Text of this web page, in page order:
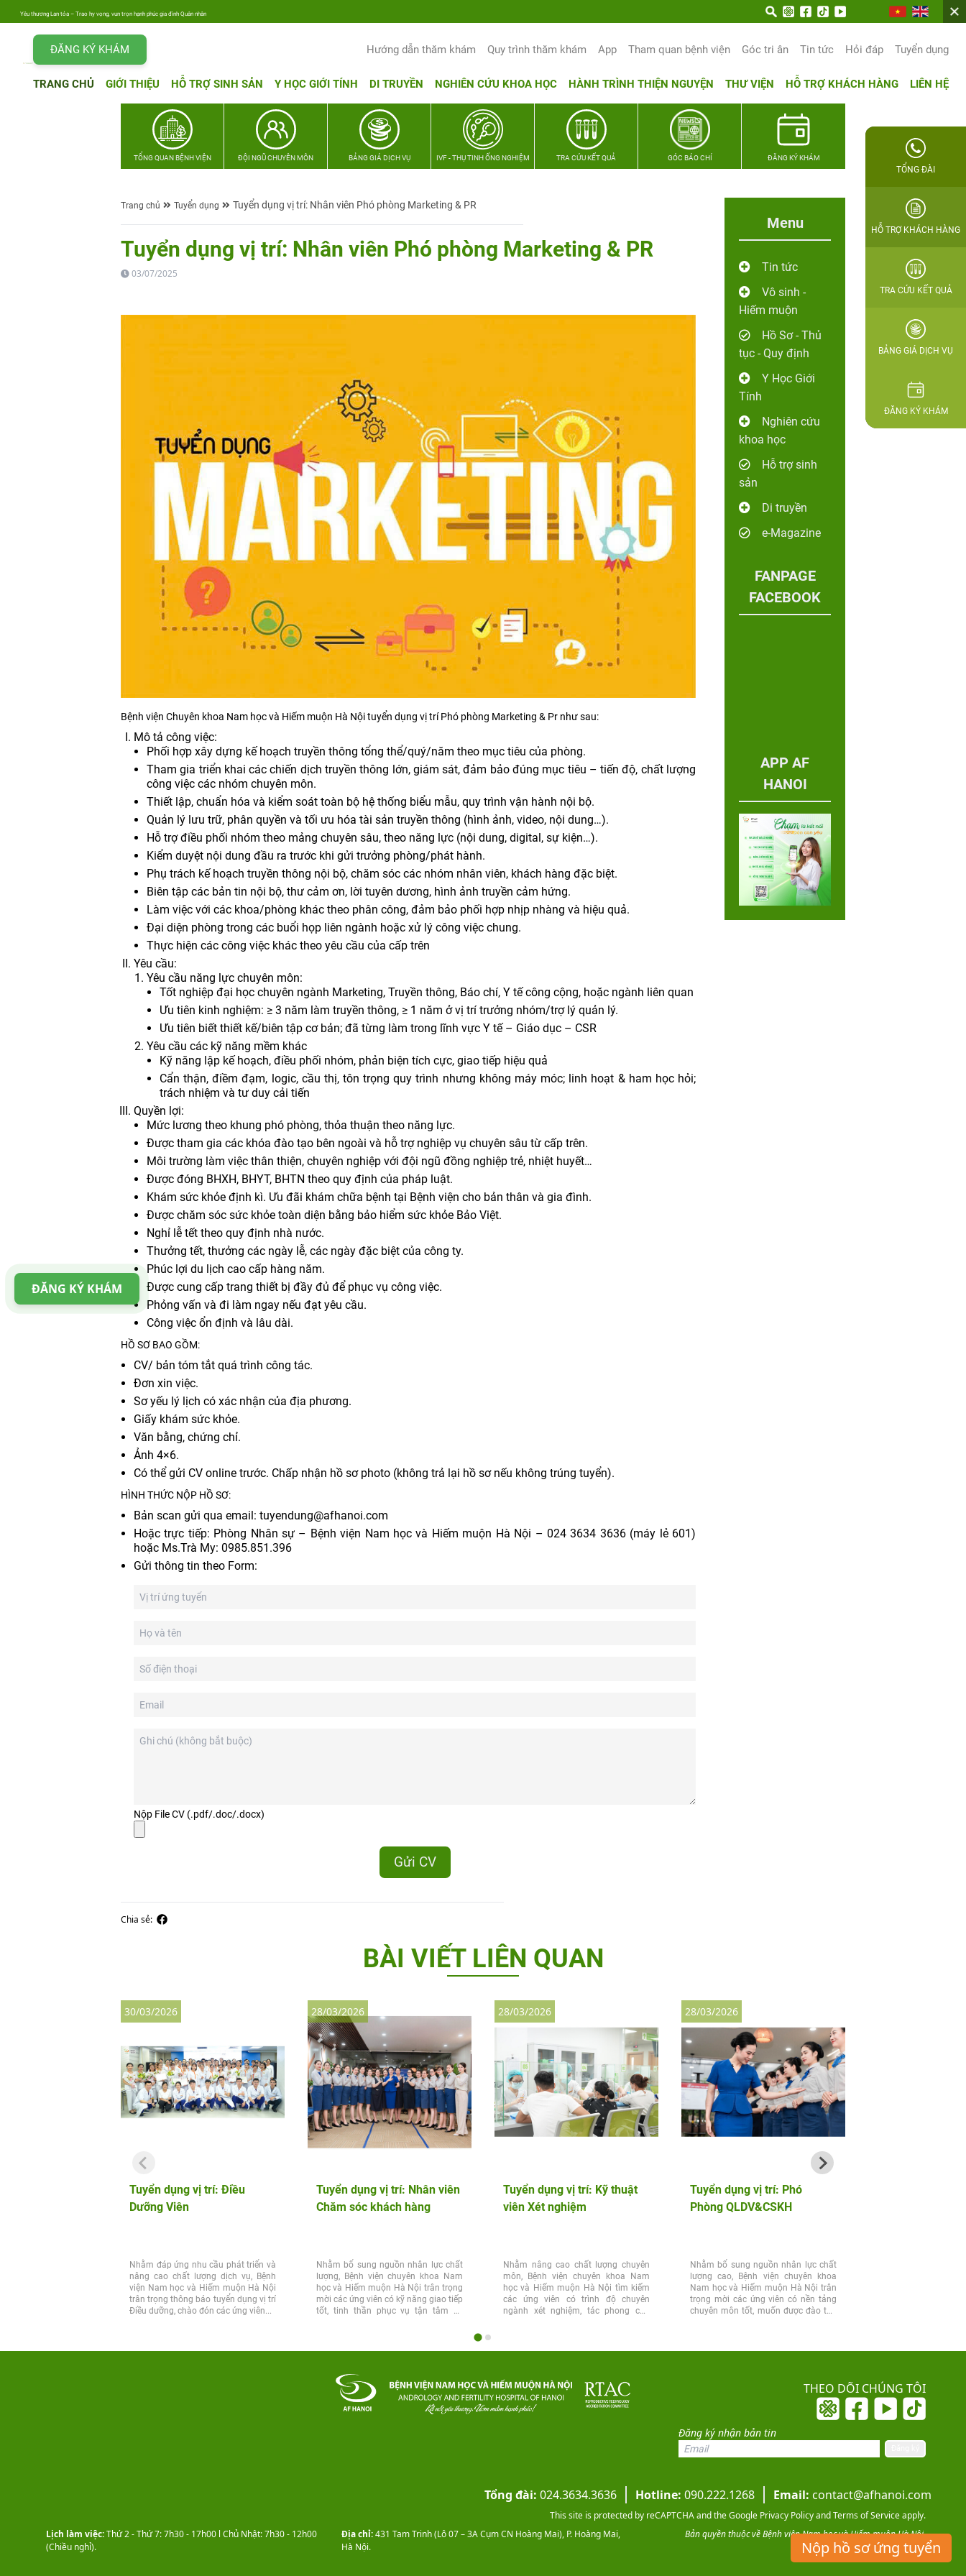
Yêu thương Lan tỏa – Trao hy vọng, vun trọn hạnh phúc gia đình Quân nhân
ĐĂNG KÝ KHÁM Hướng dẫn thăm khám Quy trình thăm khám App Tham quan bệnh viện Góc tri ân Tin tức Hỏi đáp Tuyển dụng
TRANG CHỦ GIỚI THIỆU HỖ TRỢ SINH SẢN Y HỌC GIỚI TÍNH DI TRUYỀN NGHIÊN CỨU KHOA HỌC HÀNH TRÌNH THIỆN NGUYỆN THƯ VIỆN HỖ TRỢ KHÁCH HÀNG LIÊN HỆ
TỔNG QUAN BỆNH VIỆN ĐỘI NGŨ CHUYÊN MÔN BẢNG GIÁ DỊCH VỤ IVF - THỤ TINH ỐNG NGHIỆM TRA CỨU KẾT QUẢ GÓC BÁO CHÍ ĐĂNG KÝ KHÁM
Trang chủ Tuyển dụng Tuyển dụng vị trí: Nhân viên Phó phòng Marketing & PR
Tuyển dụng vị trí: Nhân viên Phó phòng Marketing & PR
03/07/2025
Bệnh viện Chuyên khoa Nam học và Hiếm muộn Hà Nội tuyển dụng vị trí Phó phòng Marketing & Pr như sau:
Mô tả công việc:
Phối hợp xây dựng kế hoạch truyền thông tổng thể/quý/năm theo mục tiêu của phòng.
Tham gia triển khai các chiến dịch truyền thông lớn, giám sát, đảm bảo đúng mục tiêu – tiến độ, chất lượng
công việc các nhóm chuyên môn.
Thiết lập, chuẩn hóa và kiểm soát toàn bộ hệ thống biểu mẫu, quy trình vận hành nội bộ.
Quản lý lưu trữ, phân quyền và tối ưu hóa tài sản truyền thông (hình ảnh, video, nội dung…).
Hỗ trợ điều phối nhóm theo mảng chuyên sâu, theo năng lực (nội dung, digital, sự kiện…).
Kiểm duyệt nội dung đầu ra trước khi gửi trưởng phòng/phát hành.
Phụ trách kế hoạch truyền thông nội bộ, chăm sóc các nhóm nhân viên, khách hàng đặc biệt.
Biên tập các bản tin nội bộ, thư cảm ơn, lời tuyên dương, hình ảnh truyền cảm hứng.
Làm việc với các khoa/phòng khác theo phân công, đảm bảo phối hợp nhịp nhàng và hiệu quả.
Đại diện phòng trong các buổi họp liên ngành hoặc xử lý công việc chung.
Thực hiện các công việc khác theo yêu cầu của cấp trên
Yêu cầu:
Yêu cầu năng lực chuyên môn:
Tốt nghiệp đại học chuyên ngành Marketing, Truyền thông, Báo chí, Y tế công cộng, hoặc ngành liên quan
Ưu tiên kinh nghiệm: ≥ 3 năm làm truyền thông, ≥ 1 năm ở vị trí trưởng nhóm/trợ lý quản lý.
Ưu tiên biết thiết kế/biên tập cơ bản; đã từng làm trong lĩnh vực Y tế – Giáo dục – CSR
Yêu cầu các kỹ năng mềm khác
Kỹ năng lập kế hoạch, điều phối nhóm, phản biện tích cực, giao tiếp hiệu quả
Cẩn thận, điềm đạm, logic, cầu thị, tôn trọng quy trình nhưng không máy móc; linh hoạt & ham học hỏi;
trách nhiệm và tư duy cải tiến
Quyền lợi:
Mức lương theo khung phó phòng, thỏa thuận theo năng lực.
Được tham gia các khóa đào tạo bên ngoài và hỗ trợ nghiệp vụ chuyên sâu từ cấp trên.
Môi trường làm việc thân thiện, chuyên nghiệp với đội ngũ đồng nghiệp trẻ, nhiệt huyết…
Được đóng BHXH, BHYT, BHTN theo quy định của pháp luật.
Khám sức khỏe định kì. Ưu đãi khám chữa bệnh tại Bệnh viện cho bản thân và gia đình.
Được chăm sóc sức khỏe toàn diện bằng bảo hiểm sức khỏe Bảo Việt.
Nghỉ lễ tết theo quy định nhà nước.
Thưởng tết, thưởng các ngày lễ, các ngày đặc biệt của công ty.
Phúc lợi du lịch cao cấp hàng năm.
Được cung cấp trang thiết bị đầy đủ để phục vụ công việc.
Phỏng vấn và đi làm ngay nếu đạt yêu cầu.
Công việc ổn định và lâu dài.
HỒ SƠ BAO GỒM:
CV/ bản tóm tắt quá trình công tác.
Đơn xin việc.
Sơ yếu lý lịch có xác nhận của địa phương.
Giấy khám sức khỏe.
Văn bằng, chứng chỉ.
Ảnh 4×6.
Có thể gửi CV online trước. Chấp nhận hồ sơ photo (không trả lại hồ sơ nếu không trúng tuyển).
HÌNH THỨC NỘP HỒ SƠ:
Bản scan gửi qua email: tuyendung@afhanoi.com
Hoặc trực tiếp: Phòng Nhân sự – Bệnh viện Nam học và Hiếm muộn Hà Nội – 024 3634 3636 (máy lẻ 601)
hoặc Ms.Trà My: 0985.851.396
Gửi thông tin theo Form:
Nộp File CV (.pdf/.doc/.docx)
Chia sẻ:
Menu
Tin tức
Vô sinh -
Hiếm muộn
Hồ Sơ - Thủ
tục - Quy định
Y Học Giới
Tính
Nghiên cứu
khoa học
Hỗ trợ sinh
sản
Di truyền
e-Magazine
FANPAGE
FACEBOOK
APP AF
HANOI
BÀI VIẾT LIÊN QUAN
Tuyển dụng vị trí: Điều
Dưỡng Viên
Nhằm đáp ứng nhu cầu phát triển và
nâng cao chất lượng dịch vụ, Bệnh
viện Nam học và Hiếm muộn Hà Nội
trân trọng thông báo tuyển dụng vị trí
Điều dưỡng, chào đón các ứng viên...
30/03/2026
Tuyển dụng vị trí: Nhân viên
Chăm sóc khách hàng
Nhằm bổ sung nguồn nhân lực chất
lượng, Bệnh viện chuyên khoa Nam
học và Hiếm muộn Hà Nội trân trọng
mời các ứng viên có kỹ năng giao tiếp
tốt, tinh thần phục vụ tận tâm và
28/03/2026
Tuyển dụng vị trí: Kỹ thuật
viên Xét nghiệm
Nhằm nâng cao chất lượng chuyên
môn, Bệnh viện chuyên khoa Nam
học và Hiếm muộn Hà Nội tìm kiếm
các ứng viên có trình độ chuyên
ngành xét nghiệm, tác phong cẩn
28/03/2026
Tuyển dụng vị trí: Phó
Phòng QLDV&CSKH
Nhằm bổ sung nguồn nhân lực chất
lượng cao, Bệnh viện chuyên khoa
Nam học và Hiếm muộn Hà Nội trân
trọng mời các ứng viên có nền tảng
chuyên môn tốt, muốn được đào tạo
28/03/2026
Nộp hồ sơ ứng tuyển
THEO DÕI CHÚNG TÔI
Đăng ký nhận bản tin
Tổng đài: 024.3634.3636 Hotline: 090.222.1268 Email: contact@afhanoi.com
This site is protected by reCAPTCHA and the Google Privacy PolicyandTerms of Serviceapply.
Lịch làm việc:Thứ 2 - Thứ 7: 7h30 - 17h00 l Chủ Nhật: 7h30 - 12h00
(Chiều nghỉ).
Địa chỉ:431 Tam Trinh (Lô 07 – 3A Cụm CN Hoàng Mai), P. Hoàng Mai,
Hà Nội.
Bản quyền thuộc về Bệnh viện Nam học và Hiếm muộn Hà Nội.
TỔNG ĐÀI
HỖ TRỢ KHÁCH HÀNG
TRA CỨU KẾT QUẢ
BẢNG GIÁ DỊCH VỤ
ĐĂNG KÝ KHÁM
ĐĂNG KÝ KHÁM